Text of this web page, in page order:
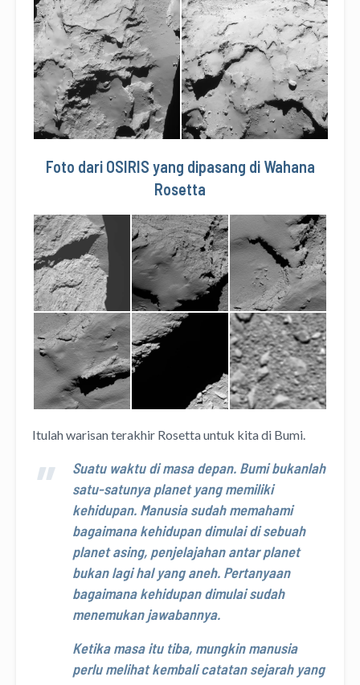
Foto dari OSIRIS yang dipasang di Wahana
Rosetta
Itulah warisan terakhir Rosetta untuk kita di Bumi.
Suatu waktu di masa depan. Bumi bukanlah
satu-satunya planet yang memiliki
kehidupan. Manusia sudah memahami
bagaimana kehidupan dimulai di sebuah
planet asing, penjelajahan antar planet
bukan lagi hal yang aneh. Pertanyaan
bagaimana kehidupan dimulai sudah
menemukan jawabannya.
Ketika masa itu tiba, mungkin manusia
perlu melihat kembali catatan sejarah yang